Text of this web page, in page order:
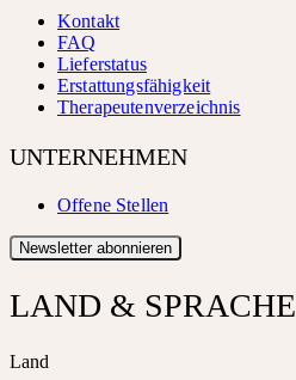
Kontakt
FAQ
Lieferstatus
Erstattungsfähigkeit
Therapeutenverzeichnis
UNTERNEHMEN
Offene Stellen
Newsletter abonnieren
LAND & SPRACHE
Land